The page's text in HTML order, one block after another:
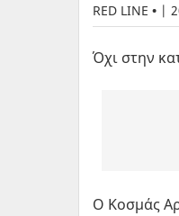
RED LINE |
Όχι στην
Ο Κοσμάς